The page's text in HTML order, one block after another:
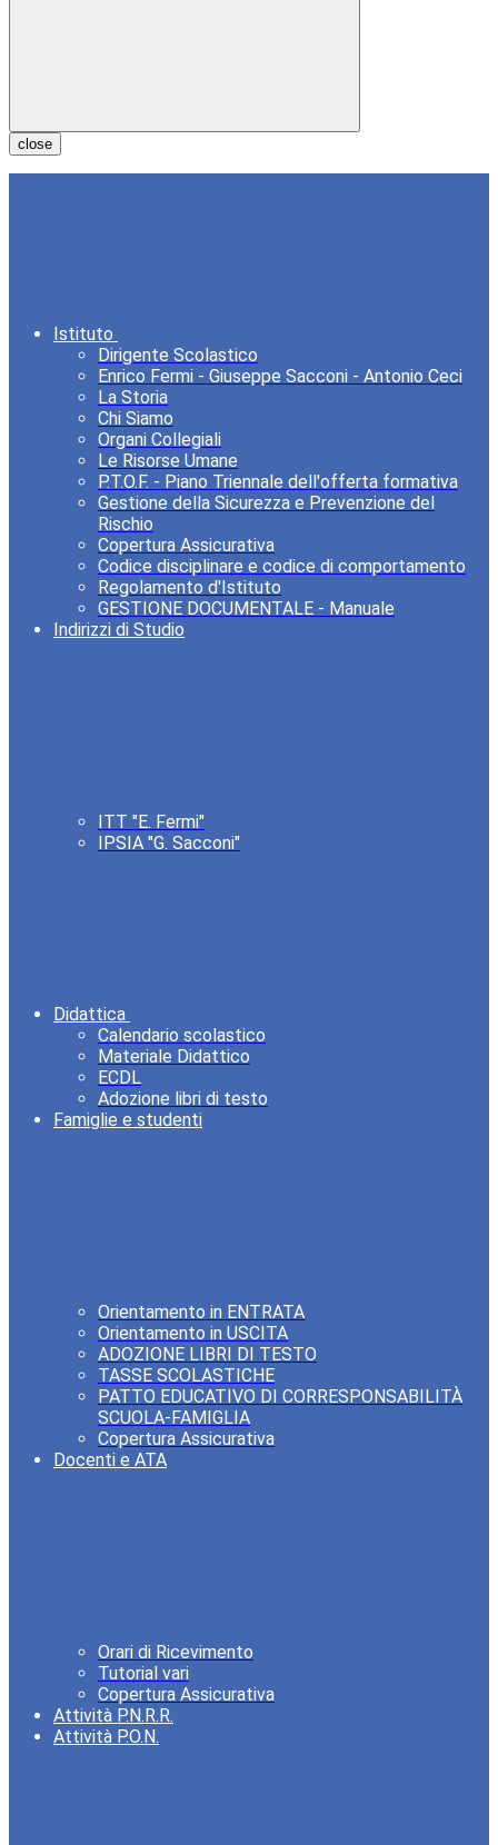
close
Istituto
Dirigente Scolastico
Enrico Fermi - Giuseppe Sacconi - Antonio Ceci
La Storia
Chi Siamo
Organi Collegiali
Le Risorse Umane
P.T.O.F. - Piano Triennale dell'offerta formativa
Gestione della Sicurezza e Prevenzione del
Rischio
Copertura Assicurativa
Codice disciplinare e codice di comportamento
Regolamento d'Istituto
GESTIONE DOCUMENTALE - Manuale
Indirizzi di Studio
ITT "E. Fermi"
IPSIA "G. Sacconi"
Didattica
Calendario scolastico
Materiale Didattico
ECDL
Adozione libri di testo
Famiglie e studenti
Orientamento in ENTRATA
Orientamento in USCITA
ADOZIONE LIBRI DI TESTO
TASSE SCOLASTICHE
PATTO EDUCATIVO DI CORRESPONSABILITÀ
SCUOLA-FAMIGLIA
Copertura Assicurativa
Docenti e ATA
Orari di Ricevimento
Tutorial vari
Copertura Assicurativa
Attività P.N.R.R.
Attività P.O.N.